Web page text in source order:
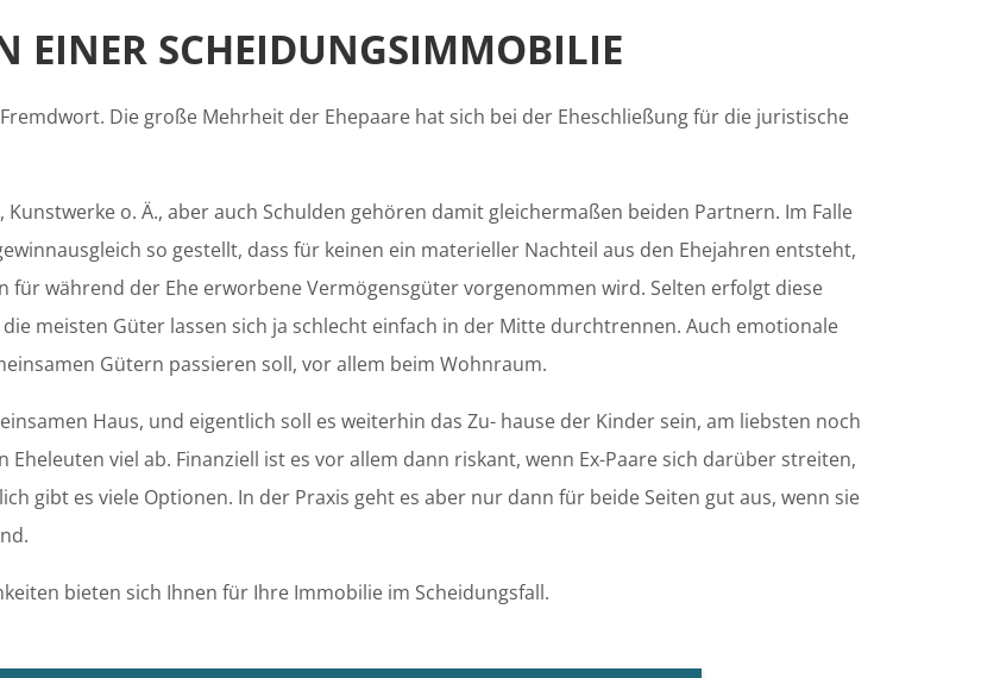
EINER SCHEIDUNGSIMMOBILIE
Die große Mehrheit der Ehepaare hat sich bei der Eheschließung für die juristische
o. Ä., aber auch Schulden gehören damit gleichermaßen beiden Partnern. Im Falle
so gestellt, dass für keinen ein materieller Nachteil aus den Ehejahren entsteht,
für während der Ehe erworbene Vermögensgüter vorgenommen wird. Selten erfolgt diese
meisten Güter lassen sich ja schlecht einfach in der Mitte durchtrennen. Auch emotionale
Gütern passieren soll, vor allem beim Wohnraum.
Haus, und eigentlich soll es weiterhin das Zu- hause der Kinder sein, am liebsten noch
viel ab. Finanziell ist es vor allem dann riskant, wenn Ex-Paare sich darüber streiten,
gibt es viele Optionen. In der Praxis geht es aber nur dann für beide Seiten gut aus, wenn sie
bieten sich Ihnen für Ihre Immobilie im Scheidungsfall.